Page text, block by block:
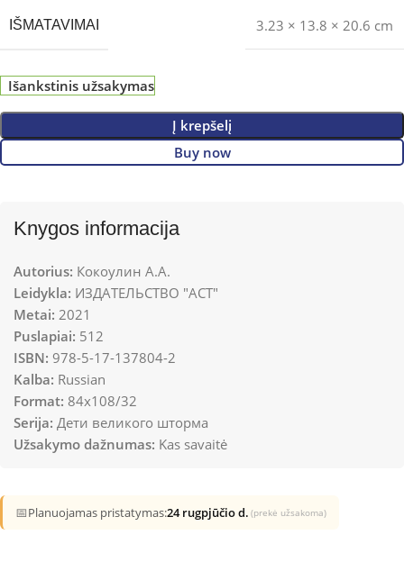
IŠMATAVIMAI 3.23 × 13.8 × 20.6 cm
Išankstinis užsakymas
Į krepšelį
Buy now
Knygos informacija
Autorius: Кокоулин А.А.
Leidykla: ИЗДАТЕЛЬСТВО "АСТ"
Metai: 2021
Puslapiai: 512
ISBN: 978-5-17-137804-2
Kalba: Russian
Format: 84x108/32
Serija: Дети великого шторма
Užsakymo dažnumas: Kas savaitė
📅Planuojamas pristatymas:24 rugpjūčio d. (prekė užsakoma)